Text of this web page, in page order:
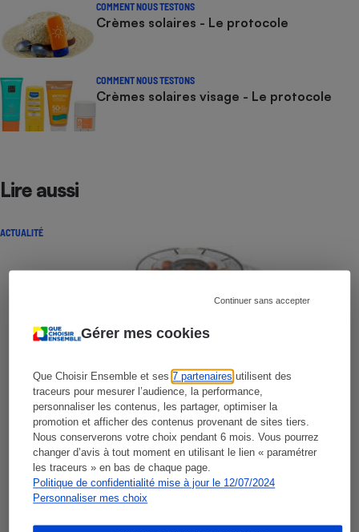
Gérer mes cookies
Que Choisir Ensemble et ses7 partenaires utilisent des
traceurs pour mesurer l’audience, la performance,
personnaliser les contenus, les partager, optimiser la
promotion et afficher des contenus provenant de sites tiers.
Nous conserverons votre choix pendant 6 mois. Vous pourrez
changer d’avis à tout moment en utilisant le lien « paramétrer
les traceurs » en bas de chaque page.
Politique de confidentialité mise à jour le 12/07/2024
Personnaliser mes choix
Continuer sans accepter
COMMENT NOUS TESTONS
Crèmes solaires - Le protocole
COMMENT NOUS TESTONS
Crèmes solaires visage - Le protocole
Lire aussi
ACTUALITÉ